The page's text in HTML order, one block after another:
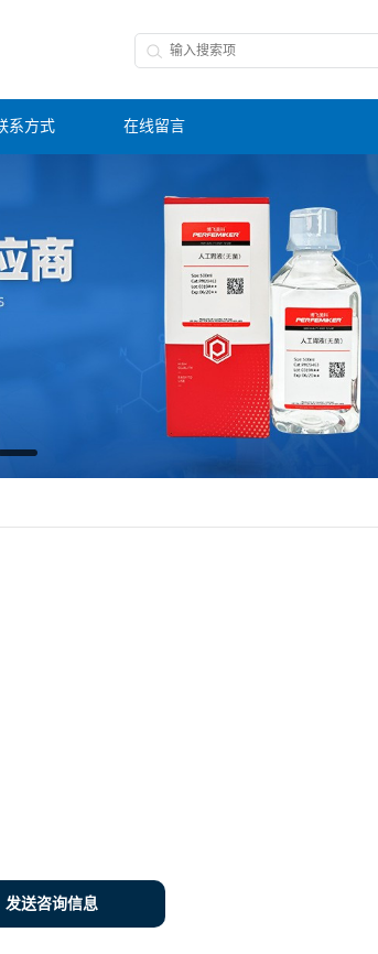
系方式 在线留言
发送咨询信息